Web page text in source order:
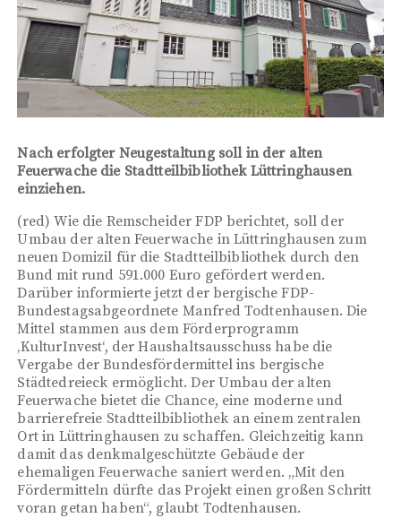
Nach erfolgter Neugestaltung soll in der alten
Feuerwache die Stadtteilbibliothek Lüttringhausen
einziehen.
(red) Wie die Remscheider FDP berichtet, soll der
Umbau der alten Feuerwache in Lüttringhausen zum
neuen Domizil für die Stadtteilbibliothek durch den
Bund mit rund 591.000 Euro gefördert werden.
Darüber informierte jetzt der bergische FDP-
Bundestagsabgeordnete Manfred Todtenhausen. Die
Mittel stammen aus dem Förderprogramm
‚KulturInvest‘, der Haushaltsausschuss habe die
Vergabe der Bundesfördermittel ins bergische
Städtedreieck ermöglicht. Der Umbau der alten
Feuerwache bietet die Chance, eine moderne und
barrierefreie Stadtteilbibliothek an einem zentralen
Ort in Lüttringhausen zu schaffen. Gleichzeitig kann
damit das denkmalgeschützte Gebäude der
ehemaligen Feuerwache saniert werden. „Mit den
Fördermitteln dürfte das Projekt einen großen Schritt
voran getan haben“, glaubt Todtenhausen.